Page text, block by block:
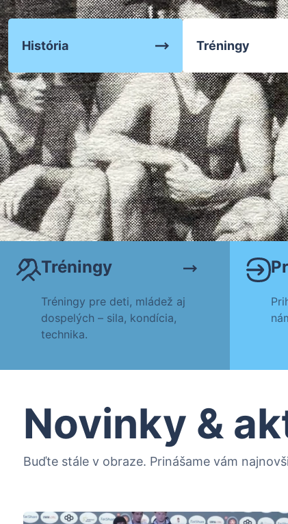
Zápasenie Tréningy
História Tréningy
Tréningy
Tréningy pre deti, mládež aj
dospelých – sila, kondícia,
technika.
Novinky &
Buďte stále v obraze. Prinášame vám